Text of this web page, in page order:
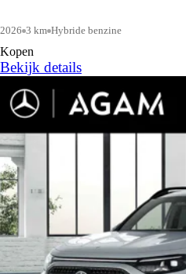
2026 3 km Hybride benzine
Kopen
Bekijk details